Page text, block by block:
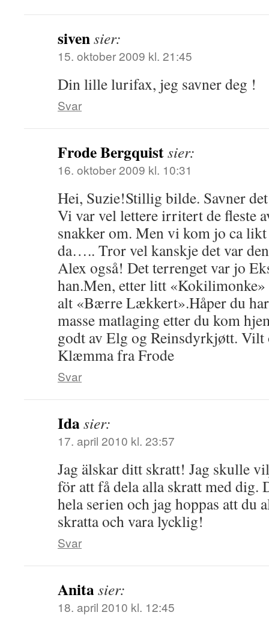
sivensier:
15. oktober 2009 kl. 21:45
Din lille lurifax, jeg savner deg !
Svar
Frode Bergquistsier:
16. oktober 2009 kl. 10:31
Hei, Suzie!Stillig bilde. Savner
Vi var vel lettere irritert de fleste
snakker om. Men vi kom jo ca
da….. Tror vel kanskje det var
Alex også! Det terrenget var jo
han.Men, etter litt
alt «Bærre Lækkert».Håper du
masse matlaging etter du kom
godt av Elg og Reinsdyrkjøtt.
Klæmma fra Frode
Svar
Idasier:
17. april 2010 kl. 23:57
Jag älskar ditt skratt! Jag skulle
för att få dela alla skratt med dig.
hela serien och jag hoppas att du
skratta och vara lycklig!
Svar
Anitasier:
18. april 2010 kl. 12:45